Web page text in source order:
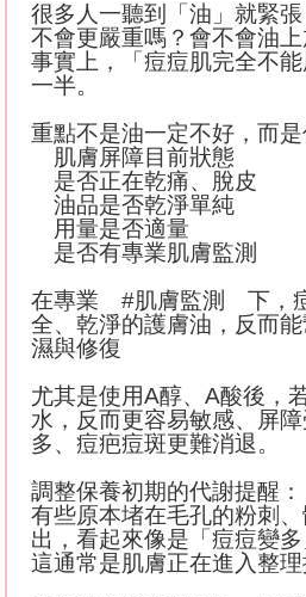
很多人一聽到「油」就緊
不會更嚴重嗎？會不會油
事實上，「痘痘肌完全不
一半。
重點不是油一定不好，而
肌膚屏障目前狀態
是否正在乾痛、脫皮
油品是否乾淨單純
用量是否適量
是否有專業肌膚監測
在專業#肌膚監測 下，
全、乾淨的護膚油，反而
濕與修復
尤其是使用A醇、A酸後，
水，反而更容易敏感、屏
多、痘疤痘斑更難消退。
調整保養初期的代謝提醒：
有些原本堵在毛孔的粉刺
出，看起來像是「痘痘變多
這通常是肌膚正在進入整